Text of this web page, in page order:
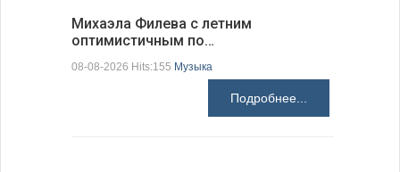
Михаэла Филева с летним
оптимистичным по…
08-08-2026 Hits:155 Музыка
Подробнее...